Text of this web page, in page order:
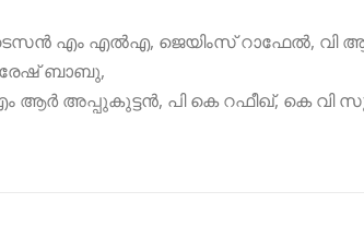
എം എൽഎ, ജെയിംസ് റാഫേൽ, വി
ബാബു,
ആർ അപ്പുകുട്ടൻ, പി കെ റഫീഖ്, കെ വി